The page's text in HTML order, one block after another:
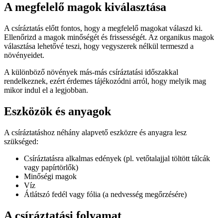
A megfelelő magok kiválasztása
A csíráztatás előtt fontos, hogy a megfelelő magokat válaszd ki.
Ellenőrizd a magok minőségét és frissességét. Az organikus magok
választása lehetővé teszi, hogy vegyszerek nélkül termeszd a
növényeidet.
A különböző növények más-más csíráztatási időszakkal
rendelkeznek, ezért érdemes tájékozódni arról, hogy melyik mag
mikor indul el a legjobban.
Eszközök és anyagok
A csíráztatáshoz néhány alapvető eszközre és anyagra lesz
szükséged:
Csíráztatásra alkalmas edények (pl. vetőtalajjal töltött tálcák
vagy papírtörlők)
Minőségi magok
Víz
Átlátszó fedél vagy fólia (a nedvesség megőrzésére)